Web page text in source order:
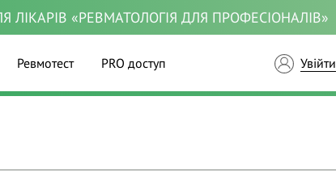
ЛІКАРІВ «РЕВМАТОЛОГІЯ ДЛЯ ПРОФЕСІОНАЛІВ»
Ревмотест PRO доступ Увійти